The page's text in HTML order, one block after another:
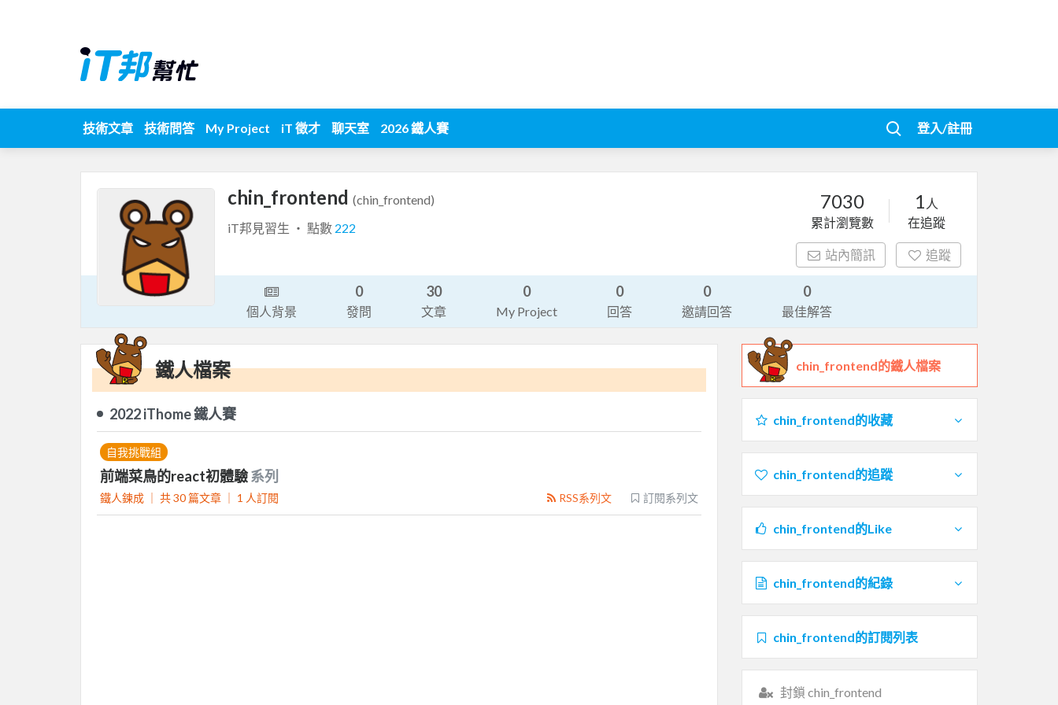
技術文章 技術問答 My Project iT 徵才 聊天室 2026 鐵人賽 登入/註冊
chin_frontend (chin_frontend)
iT邦見習生 ‧ 點數 222
7030
累計瀏覽數
1 人
在追蹤
站內簡訊 追蹤
個人背景
0
發問
30
文章
0
My Project
0
回答
0
邀請回答
0
最佳解答
鐵人檔案
2022 iThome 鐵人賽
自我挑戰組
前端菜鳥的react初體驗系列
鐵人鍊成 ｜ 共 30 篇文章 ｜ 1 人訂閱 訂閱系列文
RSS系列文
chin_frontend的鐵人檔案
chin_frontend的收藏
chin_frontend的追蹤
chin_frontend的Like
chin_frontend的紀錄
chin_frontend的訂閱列表
封鎖 chin_frontend